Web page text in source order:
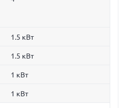
1.5 кВт
1.5 кВт
1 кВт
1 кВт